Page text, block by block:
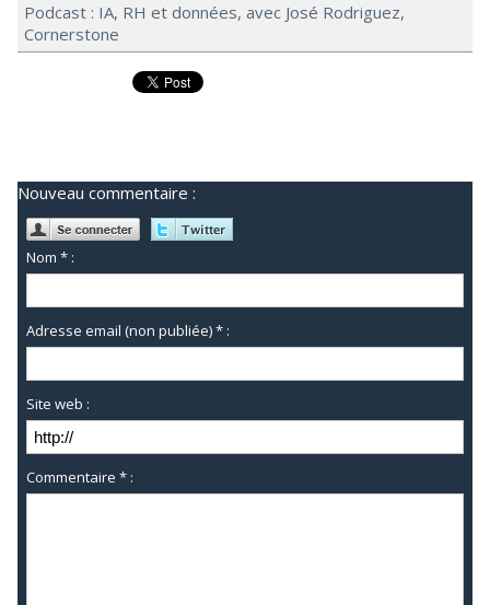
Podcast : IA, RH et données, avec José Rodriguez,
Cornerstone
Nouveau commentaire :
Nom * :
Adresse email (non publiée) * :
Site web :
Commentaire * :